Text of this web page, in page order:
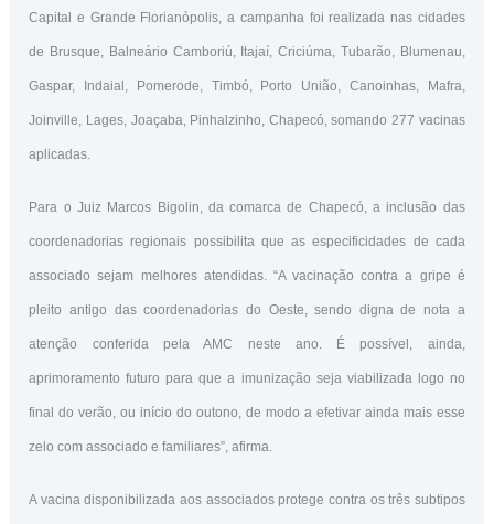
Capital e Grande Florianópolis, a campanha foi realizada nas cidades
de Brusque, Balneário Camboriú, Itajaí, Criciúma, Tubarão, Blumenau,
Gaspar, Indaial, Pomerode, Timbó, Porto União, Canoinhas, Mafra,
Joinville, Lages, Joaçaba, Pinhalzinho, Chapecó, somando 277 vacinas
aplicadas.
Para o Juiz Marcos Bigolin, da comarca de Chapecó, a inclusão das
coordenadorias regionais possibilita que as especificidades de cada
associado sejam melhores atendidas. “A vacinação contra a gripe é
pleito antigo das coordenadorias do Oeste, sendo digna de nota a
atenção conferida pela AMC neste ano. É possível, ainda,
aprimoramento futuro para que a imunização seja viabilizada logo no
final do verão, ou início do outono, de modo a efetivar ainda mais esse
zelo com associado e familiares”, afirma.
A vacina disponibilizada aos associados protege contra os três subtipos